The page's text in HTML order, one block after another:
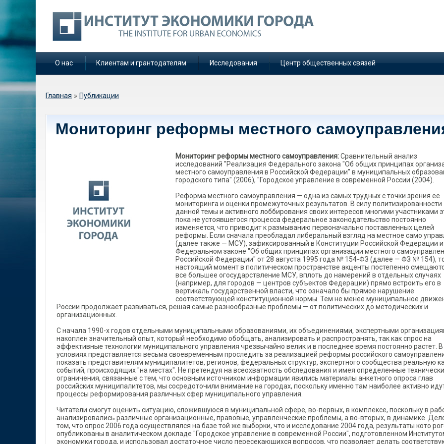
О нас Клиентам и грантодателям Исследования Центр общественных связей
Вы здесь
Главная » Публикации
Мониторинг реформы местного
Мониторинг реформы местного самоуправления:Сравнительный анализ
исследований "Реализация Федерального закона "Об общих принципах
местного самоуправления в Российской Федерации" в муниципальных
городского типа" (2006), "Городское управление в современной России (2004).
Реформа местного самоуправления — одна из самых трудных с точки зрения ее
мониторинга и оценки промежуточных результатов. В силу политизированности
данной темы и активного лоббирования своих интересов многими участниками
пока не устоявшегося процесса федеральное законодательство постоянно
изменяется, что приводит к размыванию первоначально поставленных целей
реформы. Если сначала преобладал либеральный взгляд на местное само
(далее также — МСУ), зафиксированный в Конституции Российской Федерации и
Федеральном законе "Об общих принципах организации местного
Российской Федерации" от 28 августа 1995 года № 154-ФЗ (далее — ФЗ № 154),
настоящий момент в политическом пространстве акценты постепенно
все большее огосударствление МСУ, вплоть до намерений в отдельных случаях
(например, для городов — центров субъектов Федерации) прямо встроить его в
вертикаль государственной власти, что означало бы прямое нарушение
соответствующей конституционной нормы. Тем не менее муниципальное
России продолжает развиваться, решая самые разнообразные проблемы — от политических до методических и
организационных.
С начала 1990-х годов отдельными муниципальными образованиями, их объединениями, экспертными
накоплен значительный опыт, который необходимо обобщать, анализировать и распространять, так как спрос на
эффективные технологии муниципального управления чрезвычайно велик и в последнее время постоянно растет. В
условиях представляется весьма своевременным проследить за реализацией реформы российского
показать представителям муниципалитетов, регионов, федеральных структур, экспертного сообщества реальную
событий, происходящих "на местах". Не претендуя на всеохватность обследования и имея определенные
ограничения, связанные с тем, что основным источником информации явились материалы анкетного опроса глав
российских муниципалитетов, мы сосредоточили внимание на городах, поскольку именно там наиболее активно
процессы реформирования различных сфер муниципального управления.
Читатели смогут оценить ситуацию, сложившуюся в муниципальной сфере, во-первых, в комплексе, поскольку в
анализировались различные организационные, правовые, управленческие проблемы, а во-вторых, в динамике.
том, что опрос 2006 года осуществлялся на базе той же выборки, что и исследование 2004 года, результаты кото
опубликованы в аналитическом докладе "Городское управление в современной России", подготовленном
экономики города, и использовал достаточное число пересекающихся вопросов, что позволяет делать